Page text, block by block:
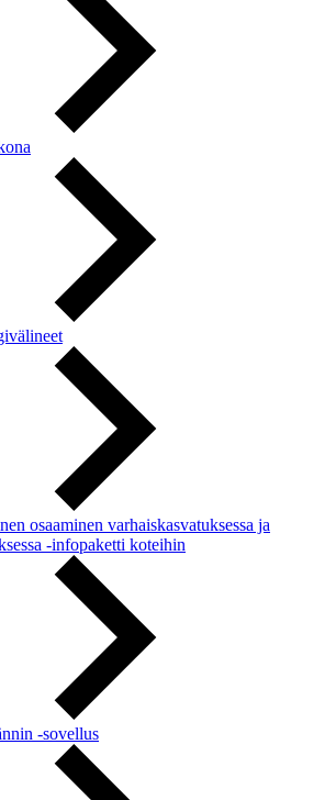
osaaminen varhaiskasvatuksessa ja
-infopaketti koteihin
-sovellus